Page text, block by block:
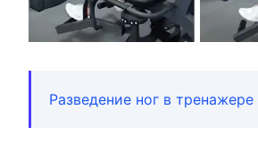
Разведение ног в